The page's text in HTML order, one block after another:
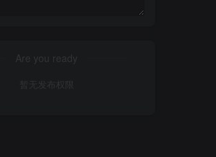
Are you ready
暂无发布权限